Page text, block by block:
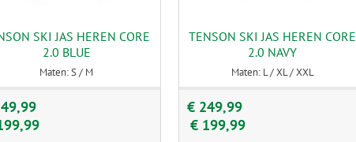
SKI JAS HEREN CORE
2.0 BLUE
Maten: S / M
TENSON SKI JAS HEREN CORE
2.0 NAVY
Maten: L / XL / XXL
€ 249,99
€ 199,99